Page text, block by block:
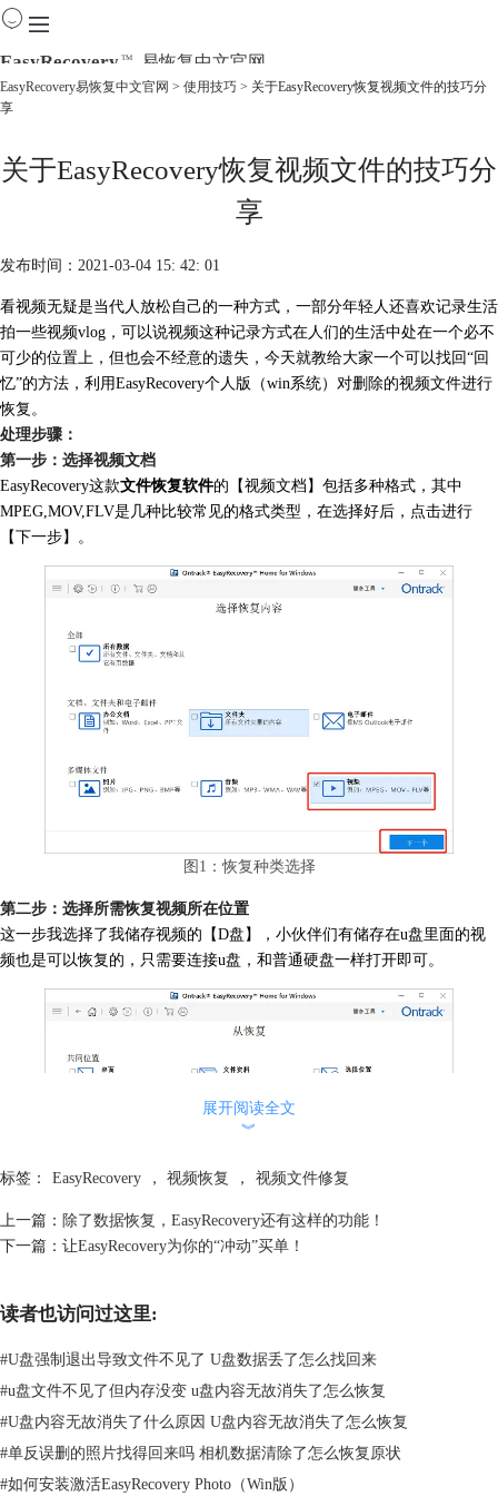
EasyRecovery TM 易恢复中文官网
下载
EasyRecovery易恢复中文官网 > 使用技巧 > 关于EasyRecovery恢复视频文件的技巧分
享
关于EasyRecovery恢复视频文件的技巧分
享
发布时间：2021-03-04 15: 42: 01
看视频无疑是当代人放松自己的一种方式，一部分年轻人还喜欢记录生活
拍一些视频vlog，可以说视频这种记录方式在人们的生活中处在一个必不
可少的位置上，但也会不经意的遗失，今天就教给大家一个可以找回“回
忆”的方法，利用EasyRecovery个人版（win系统）对删除的视频文件进行
恢复。
处理步骤：
第一步：选择视频文档
EasyRecovery这款文件恢复软件的【视频文档】包括多种格式，其中
MPEG,MOV,FLV是几种比较常见的格式类型，在选择好后，点击进行
【下一步】。
图1：恢复种类选择
第二步：选择所需恢复视频所在位置
这一步我选择了我储存视频的【D盘】，小伙伴们有储存在u盘里面的视
频也是可以恢复的，只需要连接u盘，和普通硬盘一样打开即可。
一般来说EasyRecovery这一步不需要什么操作，只需要简单的等待即可，
但有的时候你所需要恢复的文件已经在扫描的过程中被捕捉到了，有一个
展开阅读全文
︾
标签： EasyRecovery ， 视频恢复 ， 视频文件修复
上一篇： 除了数据恢复，EasyRecovery还有这样的功能！
下一篇： 让EasyRecovery为你的“冲动”买单！
读者也访问过这里:
#U盘强制退出导致文件不见了 U盘数据丢了怎么找回来
#u盘文件不见了但内存没变 u盘内容无故消失了怎么恢复
#U盘内容无故消失了什么原因 U盘内容无故消失了怎么恢复
#单反误删的照片找得回来吗 相机数据清除了怎么恢复原状
#如何安装激活EasyRecovery Photo（Win版）